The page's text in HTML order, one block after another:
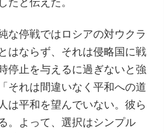
な停戦ではロシアの対ウクラ
はならず、それは侵略国に戦
停止を与えるに過ぎないと強
それは間違いなく平和への道
は平和を望んでいない。彼ら
。よって、選択はシンプル